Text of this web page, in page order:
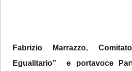
Fabrizio Marrazzo,
Egualitario” e portavoce